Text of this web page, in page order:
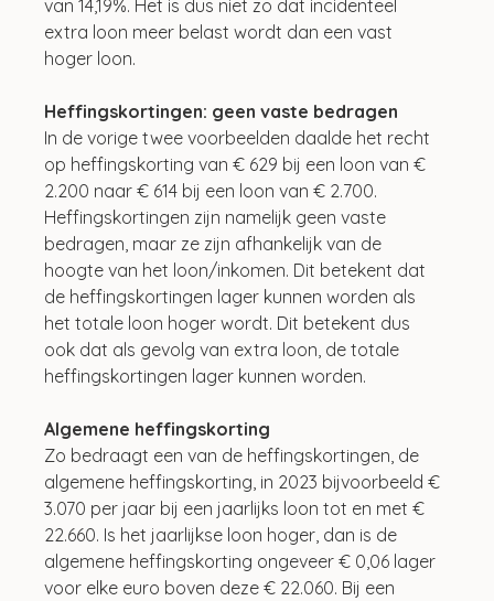
van 14,19%. Het is dus niet zo dat incidenteel
extra loon meer belast wordt dan een vast
hoger loon.
Heffingskortingen: geen vaste bedragen
In de vorige twee voorbeelden daalde het recht
op heffingskorting van € 629 bij een loon van €
2.200 naar € 614 bij een loon van € 2.700.
Heffingskortingen zijn namelijk geen vaste
bedragen, maar ze zijn afhankelijk van de
hoogte van het loon/inkomen. Dit betekent dat
de heffingskortingen lager kunnen worden als
het totale loon hoger wordt. Dit betekent dus
ook dat als gevolg van extra loon, de totale
heffingskortingen lager kunnen worden.
Algemene heffingskorting
Zo bedraagt een van de heffingskortingen, de
algemene heffingskorting, in 2023 bijvoorbeeld €
3.070 per jaar bij een jaarlijks loon tot en met €
22.660. Is het jaarlijkse loon hoger, dan is de
algemene heffingskorting ongeveer € 0,06 lager
voor elke euro boven deze € 22.060. Bij een